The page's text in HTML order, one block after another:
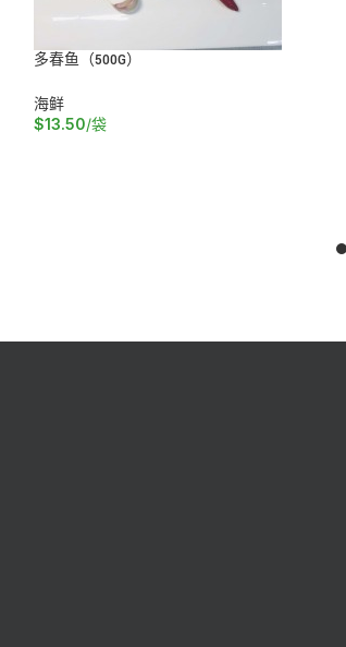
多春鱼（500G）
海鲜
$13.50/袋